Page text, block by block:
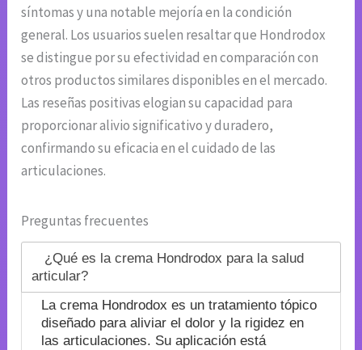
síntomas y una notable mejoría en la condición
general. Los usuarios suelen resaltar que Hondrodox
se distingue por su efectividad en comparación con
otros productos similares disponibles en el mercado.
Las reseñas positivas elogian su capacidad para
proporcionar alivio significativo y duradero,
confirmando su eficacia en el cuidado de las
articulaciones.
Preguntas frecuentes
¿Qué es la crema Hondrodox para la salud
articular?
La crema Hondrodox es un tratamiento tópico
diseñado para aliviar el dolor y la rigidez en
las articulaciones. Su aplicación está